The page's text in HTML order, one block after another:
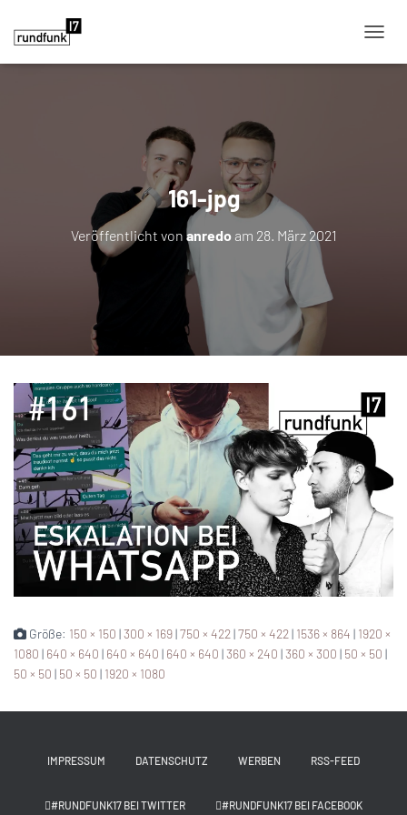
161-jpg
Veröffentlicht von anredoam 28. März 2021
Größe: 150 × 150 |300 × 169|750 × 422|750 × 422| 1536 × 864 | 1920 ×
1080 | 640 × 640 | 640 × 640 | 640 × 640 |360 × 240 |360 × 300 | 50 × 50 |
50 × 50 | 50 × 50 | 1920 × 1080
IMPRESSUM DATENSCHUTZ WERBEN RSS-FEED
#RUNDFUNK17 BEI TWITTER #RUNDFUNK17 BEI FACEBOOK